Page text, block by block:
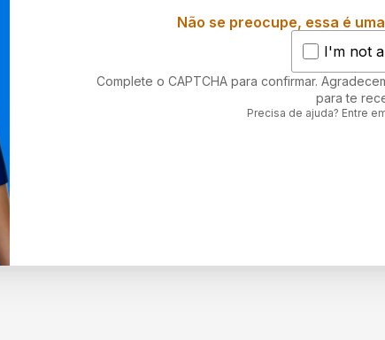
Não se preocupe, essa é
I'm not
Complete o CAPTCHA para confirmar.
para te
Precisa de ajuda? Entre